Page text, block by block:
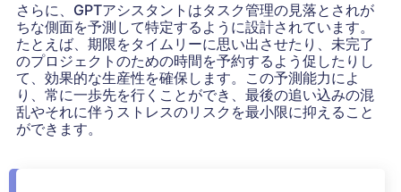
さらに、GPTアシスタントはタスク管理の見落とされが
ちな側面を予測して特定するように設計されています。
たとえば、期限をタイムリーに思い出させたり、未完了
のプロジェクトのための時間を予約するよう促したりし
て、効果的な生産性を確保します。この予測能力によ
り、常に一歩先を行くことができ、最後の追い込みの混
乱やそれに伴うストレスのリスクを最小限に抑えること
ができます。